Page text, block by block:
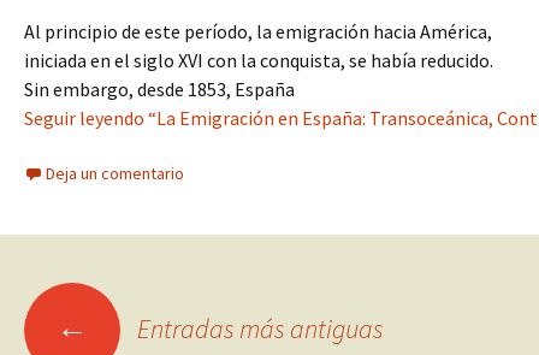
Al principio de este período, la emigración hacia América,
iniciada en el siglo XVI con la conquista, se había reducido.
Sin embargo, desde 1853, España
Seguir leyendo “La Emigración en España: Transoceánica,
Deja un comentario
Ir ← Entradas más antiguas